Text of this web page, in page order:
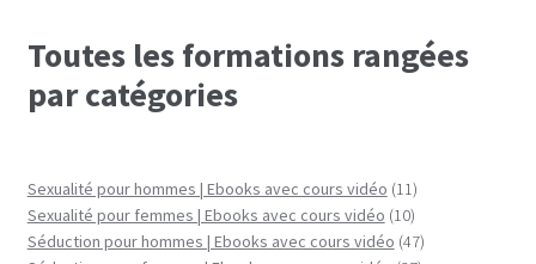
Toutes les formations rangées
par catégories
Sexualité pour hommes | Ebooks avec cours vidéo 1111
produits
Sexualité pour femmes | Ebooks avec cours vidéo 1010
produits
Séduction pour hommes | Ebooks avec cours vidéo 4747